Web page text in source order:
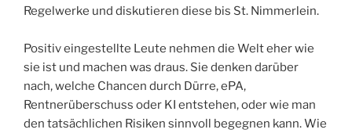
Regelwerke und diskutieren diese bis St. Nimmerlein.
Positiv eingestellte Leute nehmen die Welt eher wie
sie ist und machen was draus. Sie denken darüber
nach, welche Chancen durch Dürre, ePA,
Rentnerüberschuss oder KI entstehen, oder wie man
den tatsächlichen Risiken sinnvoll begegnen kann. Wie